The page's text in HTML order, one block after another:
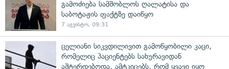
გამოძიება სამშობლოს ღალატისა და
საბოტაჟის ფაქტზე დაიწყო
7 აგვისტო, 09:31
ცელიანი სიკვდილივით გამოწყობილი კაცი,
რომელიც პაციენტებს სახურავიდან
აშტერდებოდა, ამტკიცებს, რომ ყვავი იყო